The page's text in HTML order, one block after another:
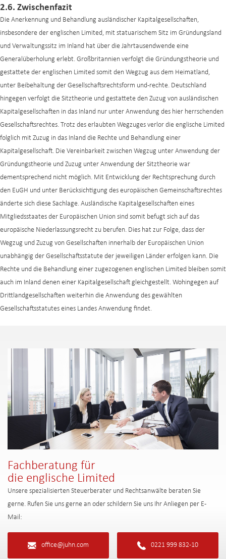
2.6. Zwischenfazit
Die Anerkennung und Behandlung ausländischer Kapitalgesellschaften,
insbesondere der englischen Limited, mit statuarischem Sitz im Gründungsland
und Verwaltungssitz im Inland hat über die Jahrtausendwende eine
Generalüberholung erlebt. Großbritannien verfolgt die Gründungstheorie und
gestattete der englischen Limited somit den Wegzug aus dem Heimatland,
unter Beibehaltung der Gesellschaftsrechtsform und -rechte. Deutschland
hingegen verfolgt die Sitztheorie und gestattete den Zuzug von ausländischen
Kapitalgesellschaften in das Inland nur unter Anwendung des hier herrschenden
Gesellschaftsrechtes. Trotz des erlaubten Wegzuges verlor die englische Limited
folglich mit Zuzug in das Inland die Rechte und Behandlung einer
Kapitalgesellschaft. Die Vereinbarkeit zwischen Wegzug unter Anwendung der
Gründungstheorie und Zuzug unter Anwendung der Sitztheorie war
dementsprechend nicht möglich. Mit Entwicklung der Rechtsprechung durch
den EuGH und unter Berücksichtigung des europäischen Gemeinschaftsrechtes
änderte sich diese Sachlage. Ausländische Kapitalgesellschaften eines
Mitgliedsstaates der Europäischen Union sind somit befugt sich auf das
europäische Niederlassungsrecht zu berufen. Dies hat zur Folge, dass der
Wegzug und Zuzug von Gesellschaften innerhalb der Europäischen Union
unabhängig der Gesellschaftsstatute der jeweiligen Länder erfolgen kann. Die
Rechte und die Behandlung einer zugezogenen englischen Limited bleiben somit
auch im Inland denen einer Kapitalgesellschaft gleichgestellt. Wohingegen auf
Drittlandgesellschaften weiterhin die Anwendung des gewählten
Gesellschaftsstatutes eines Landes Anwendung findet.
Fachberatung für
die englische Limited
Unsere spezialisierten Steuerberater und Rechtsanwälte beraten Sie
gerne. Rufen Sie uns gerne an oder schildern Sie uns Ihr Anliegen per E-
Mail:
office@juhn.com 0221 999 832-10